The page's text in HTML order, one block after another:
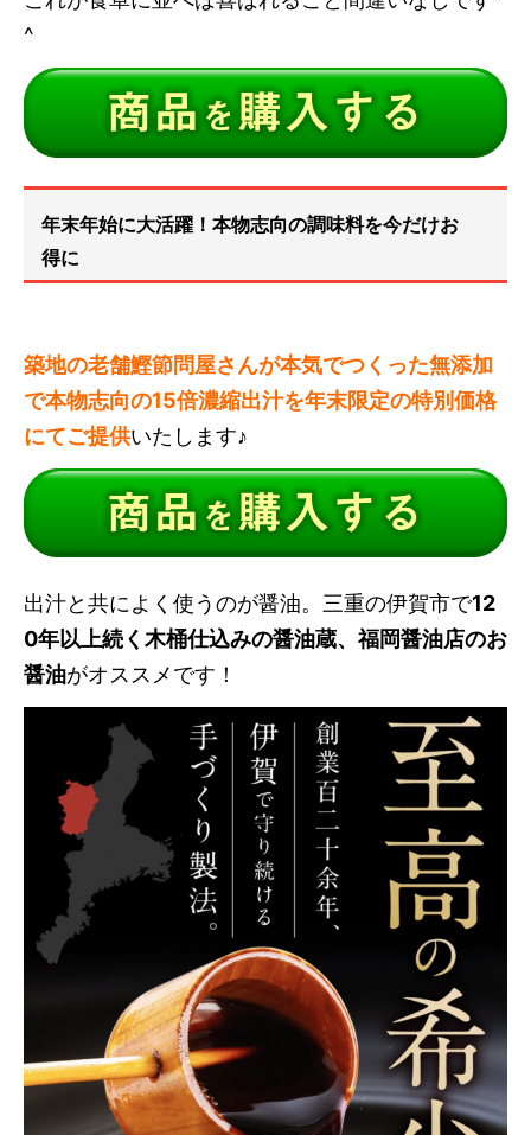
^
年末年始に大活躍！本物志向の調味料を今だけお
得に
築地の老舗鰹節問屋さんが本気でつくった無添加
で本物志向の15倍濃縮出汁を年末限定の特別価格
にてご提供いたします♪
出汁と共によく使うのが醤油。三重の伊賀市で12
0年以上続く木桶仕込みの醤油蔵、福岡醤油店のお
醤油がオススメです！